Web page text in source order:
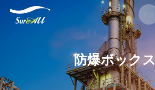
En
防爆ボックス